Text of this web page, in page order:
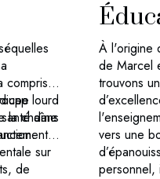
le
lourd
dans
la chaîne
sur
de
À l'origine
de Marcel
trouvons
vers une
personnel,